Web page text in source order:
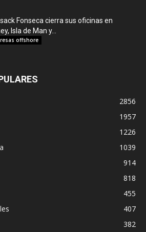
Fonseca cierra sus oficinas en
Isla de Man y...
offshore
2856
1957
1226
1039
914
818
455
407
382